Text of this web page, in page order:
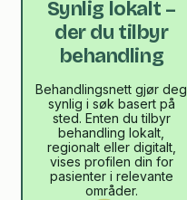
Synlig lokalt –
der du tilbyr
behandling
Behandlingsnett gjør deg
synlig i søk basert på
sted. Enten du tilbyr
behandling lokalt,
regionalt eller digitalt,
vises profilen din for
pasienter i relevante
områder.